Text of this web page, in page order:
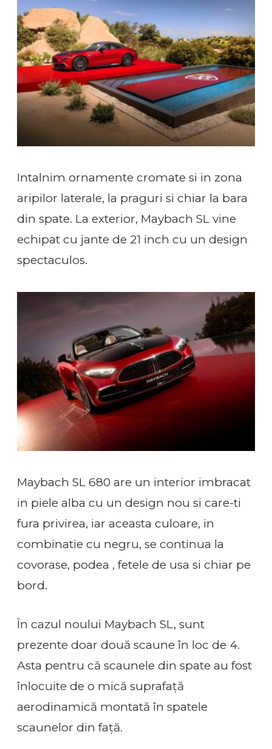
Intalnim ornamente cromate si in zona
aripilor laterale, la praguri si chiar la bara
din spate. La exterior, Maybach SL vine
echipat cu jante de 21 inch cu un design
spectaculos.
Maybach SL 680 are un interior imbracat
in piele alba cu un design nou si care-ti
fura privirea, iar aceasta culoare, in
combinatie cu negru, se continua la
covorase, podea , fetele de usa si chiar pe
bord.
În cazul noului Maybach SL, sunt
prezente doar două scaune în loc de 4.
Asta pentru că scaunele din spate au fost
înlocuite de o mică suprafață
aerodinamică montată în spatele
scaunelor din față.